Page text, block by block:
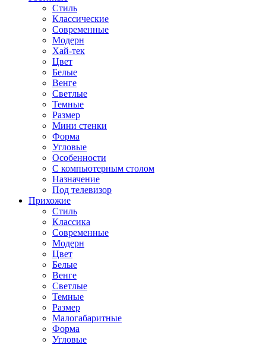
Стиль
Классические
Современные
Модерн
Хай-тек
Цвет
Белые
Венге
Светлые
Темные
Размер
Мини стенки
Форма
Угловые
Особенности
С компьютерным столом
Назначение
Под телевизор
Прихожие
Стиль
Классика
Современные
Модерн
Цвет
Белые
Венге
Светлые
Темные
Размер
Малогабаритные
Форма
Угловые